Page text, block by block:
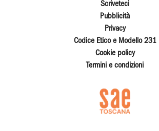
Scriveteci
Pubblicità
Privacy
Codice Etico e Modello 231
Cookie policy
Termini e condizioni